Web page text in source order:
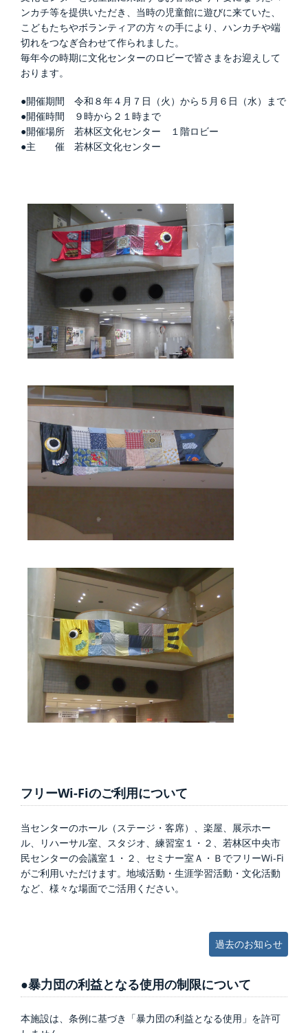
ンカチ等を提供いただき、当時の児童館に遊びに来ていた、
こどもたちやボランティアの方々の手により、ハンカチや端
切れをつなぎ合わせて作られました。
毎年今の時期に文化センターのロビーで皆さまをお迎えして
おります。
●開催期間 令和８年４月７日（火）から５月６日（水）まで
●開催時間 ９時から２１時まで
●開催場所 若林区文化センター １階ロビー
●主 催 若林区文化センター
フリーWi-Fiのご利用について
当センターのホール（ステージ・客席）、楽屋、展示ホー
ル、リハーサル室、スタジオ、練習室１・２、若林区中央市
民センターの会議室１・２、セミナー室Ａ・ＢでフリーWi-Fi
がご利用いただけます。地域活動・生涯学習活動・文化活動
など、様々な場面でご活用ください。
過去のお知らせ
●暴力団の利益となる使用の制限について
本施設は、条例に基づき「暴力団の利益となる使用」を許可